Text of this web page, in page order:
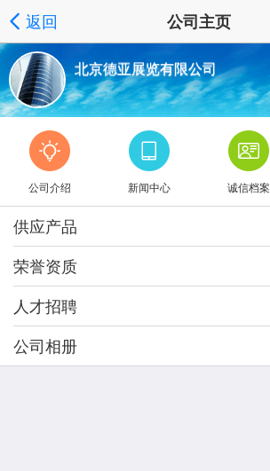
返回 公司主页
北京德亚展览有限公司
公司介绍 新闻中心 诚信档案
供应产品
荣誉资质
人才招聘
公司相册